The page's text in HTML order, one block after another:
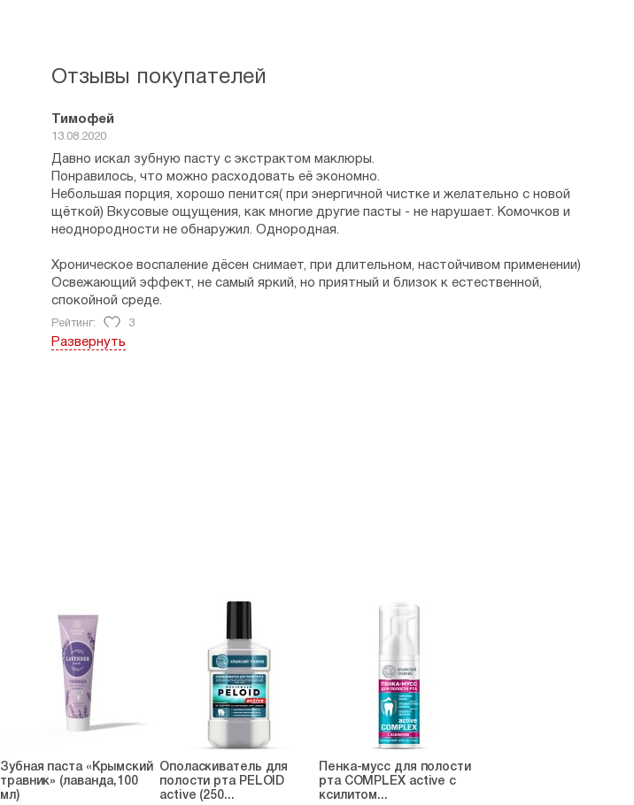
Отзывы покупателей
Тимофей
13.08.2020
Давно искал зубную пасту с экстрактом маклюры.
Понравилось, что можно расходовать её экономно.
Небольшая порция, хорошо пенится( при энергичной чистке и желательно с новой
щёткой) Вкусовые ощущения, как многие другие пасты - не нарушает. Комочков и
неоднородности не обнаружил. Однородная.
Хроническое воспаление дёсен снимает, при длительном, настойчивом применении)
Освежающий эффект, не самый яркий, но приятный и близок к естественной,
спокойной среде.
Рейтинг: 3
Развернуть
Зубная паста «Крымский
травник» (лаванда,100
мл)
Ополаскиватель для
полости рта PELOID
active (250...
Пенка-мусс для полости
рта COMPLEX active с
ксилитом...